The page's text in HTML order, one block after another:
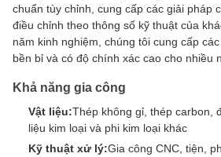
chuẩn tùy chỉnh, cung cấp các giải pháp
điều chỉnh theo thông số kỹ thuật của
năm kinh nghiệm, chúng tôi cung cấp
bền bỉ và có độ chính xác cao cho nhiều
Khả năng gia công
Vật liệu:Thép không gỉ, thép carbon,
liệu kim loại và phi kim loại khác
Kỹ thuật xử lý:Gia công CNC, tiện,